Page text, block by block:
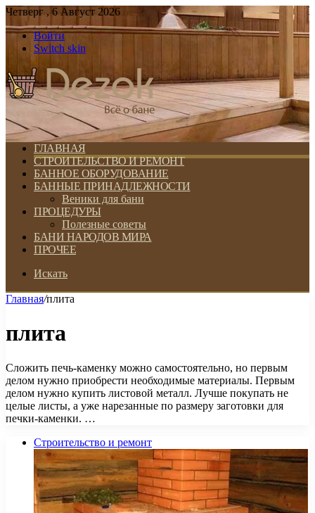
Четверг , 6 Август 2026
Войти
Switch skin
ГЛАВНАЯ
СТРОИТЕЛЬСТВО И РЕМОНТ
БАННОЕ ОБОРУДОВАНИЕ
БАННЫЕ ПРИНАДЛЕЖНОСТИ
Веники для бани
ПРОЦЕДУРЫ
Полезные советы
БАНИ НАРОДОВ МИРА
ПРОЧЕЕ
Искать
Главная/плита
плита
Сложить печь-каменку можно самостоятельно, но первым
делом нужно приобрести необходимые материалы. Первым
делом нужно купить листовой металл. Лучше покупать не
целые листы, а уже нарезанные по размеру заготовки для
печки-каменки. …
Строительство и ремонт